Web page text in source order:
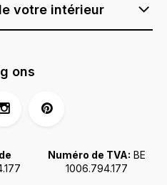
votre intérieur
Numéro de TVA: BE
1006.794.177
ons